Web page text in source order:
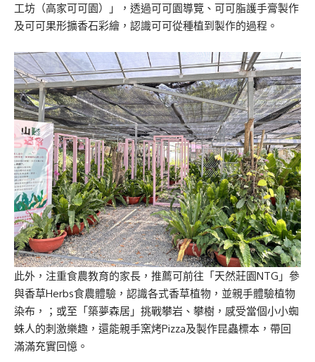
工坊（高家可可園）」，透過可可園導覽、可可脂護手膏製作
及可可果形擴香石彩繪，認識可可從種植到製作的過程。
此外，注重食農教育的家長，推薦可前往「天然莊園NTG」參
與香草Herbs食農體驗，認識各式香草植物，並親手體驗植物
染布，；或至「築夢森居」挑戰攀岩、攀樹，感受當個小小蜘
蛛人的刺激樂趣，還能親手窯烤Pizza及製作昆蟲標本，帶回
滿滿充實回憶。